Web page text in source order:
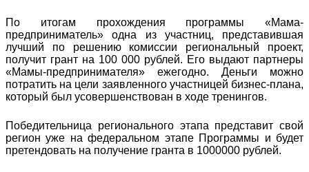
По итогам прохождения программы «Мама-
предприниматель» одна из участниц, представившая
лучший по решению комиссии региональный проект,
получит грант на 100 000 рублей. Его выдают партнеры
«Мамы-предпринимателя» ежегодно. Деньги можно
потратить на цели заявленного участницей бизнес-плана,
который был усовершенствован в ходе тренингов.
Победительница регионального этапа представит свой
регион уже на федеральном этапе Программы и будет
претендовать на получение гранта в 1000000 рублей.